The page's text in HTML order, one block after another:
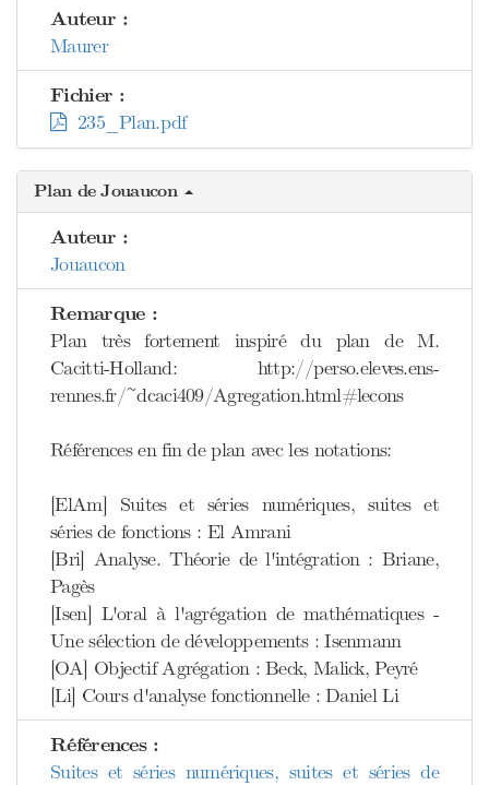
Auteur :
Maurer
Fichier :
235_Plan.pdf
Plan de Jouaucon
Auteur :
Jouaucon
Remarque :
Plan très fortement inspiré du plan de M.
Cacitti-Holland: http://perso.eleves.ens-
rennes.fr/~dcaci409/Agregation.html#lecons
Références en fin de plan avec les notations:
[ElAm] Suites et séries numériques, suites et
séries de fonctions : El Amrani
[Bri] Analyse. Théorie de l'intégration : Briane,
Pagès
[Isen] L'oral à l'agrégation de mathématiques -
Une sélection de développements : Isenmann
[OA] Objectif Agrégation : Beck, Malick, Peyré
[Li] Cours d'analyse fonctionnelle : Daniel Li
Références :
Suites et séries numériques, suites et séries de